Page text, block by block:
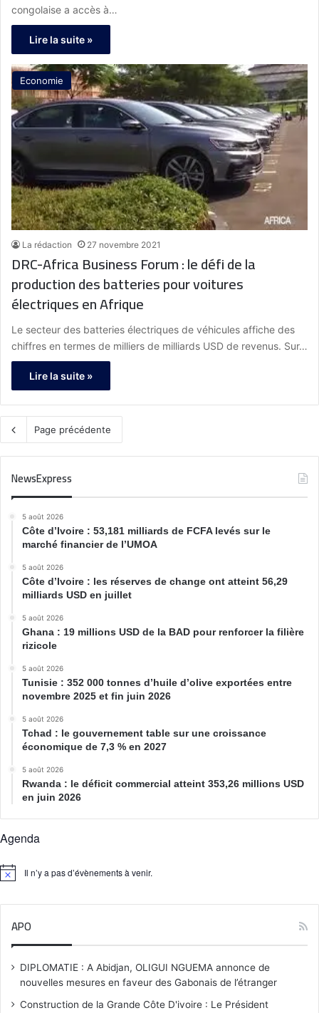
congolaise a accès à…
Lire la suite »
Economie
La rédaction 27 novembre 2021
DRC-Africa Business Forum : le défi de la
production des batteries pour voitures
électriques en Afrique
Le secteur des batteries électriques de véhicules affiche des
chiffres en termes de milliers de milliards USD de revenus. Sur…
Lire la suite »
Page précédente
NewsExpress
5 août 2026
Côte d’Ivoire : 53,181 milliards de FCFA levés sur le
marché financier de l’UMOA
5 août 2026
Côte d’Ivoire : les réserves de change ont atteint 56,29
milliards USD en juillet
5 août 2026
Ghana : 19 millions USD de la BAD pour renforcer la filière
rizicole
5 août 2026
Tunisie : 352 000 tonnes d’huile d’olive exportées entre
novembre 2025 et fin juin 2026
5 août 2026
Tchad : le gouvernement table sur une croissance
économique de 7,3 % en 2027
5 août 2026
Rwanda : le déficit commercial atteint 353,26 millions USD
en juin 2026
Agenda
N
Il n’y a pas d’évènements à venir.
APO
DIPLOMATIE : A Abidjan, OLIGUI NGUEMA annonce de
nouvelles mesures en faveur des Gabonais de l’étranger
Construction de la Grande Côte D'ivoire : Le Président